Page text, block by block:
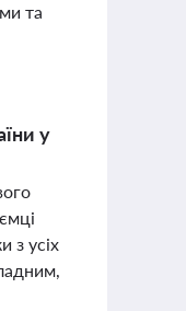
та
у
з усіх